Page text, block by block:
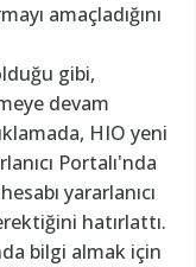
amaçladığını
gibi,
devam
HIO yeni
Portalı'nda
yararlanıcı
hatırlattı.
bilgi almak için